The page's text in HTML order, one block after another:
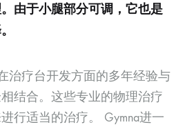
由于小腿部分可调，它也是
在治疗台开发方面的多年经验与
结合。这些专业的物理治疗
行适当的治疗。 Gymna进一